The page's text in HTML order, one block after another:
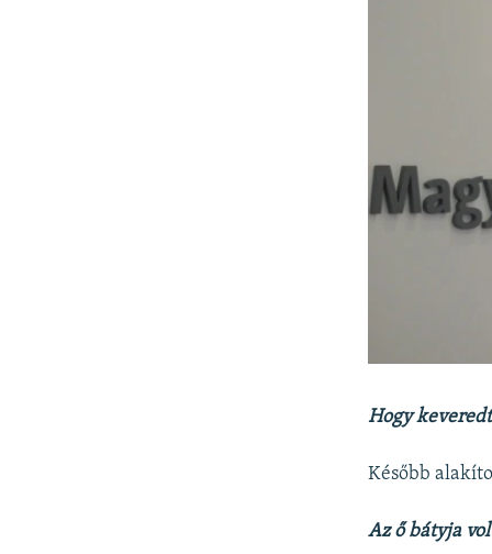
Hogy
Később
Az ő bátyja